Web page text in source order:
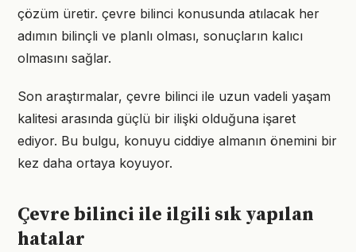
çözüm üretir. çevre bilinci konusunda atılacak her
adımın bilinçli ve planlı olması, sonuçların kalıcı
olmasını sağlar.
Son araştırmalar, çevre bilinci ile uzun vadeli yaşam
kalitesi arasında güçlü bir ilişki olduğuna işaret
ediyor. Bu bulgu, konuyu ciddiye almanın önemini bir
kez daha ortaya koyuyor.
Çevre bilinci ile ilgili sık yapılan
hatalar